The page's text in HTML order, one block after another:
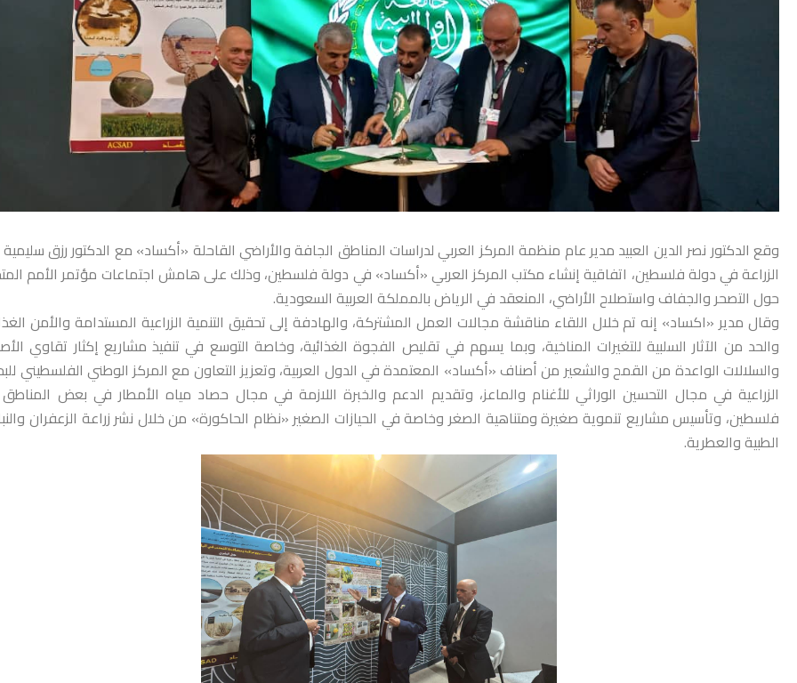
وقع الدكتور نصر الدين العبيد مدير عام منظمة المركز العربي لدراسات المناطق الجافة والأراضي القاحلة «أكساد» مع الدكتور رزق سليمية
الزراعة في دولة فلسطين، اتفاقية إنشاء مكتب المركز العربي «أكساد» في دولة فلسطين، وذلك على هامش اجتماعات مؤتمر الأمم
حول التصحر والجفاف واستصلاح الأراضي، المنعقد في الرياض بالمملكة العربية السعودية.
وقال مدير «اكساد» إنه تم خلال اللقاء مناقشة مجالات العمل المشتركة، والهادفة إلى تحقيق التنمية الزراعية المستدامة والأمن
والحد من الآثار السلبية للتغيرات المناخية، وبما يسهم في تقليص الفجوة الغذائية، وخاصة التوسع في تنفيذ مشاريع إكثار تقاوي
والسلالات الواعدة من القمح والشعير من أصناف «أكساد» المعتمدة في الدول العربية، وتعزيز التعاون مع المركز الوطني الفلسطيني
الزراعية في مجال التحسين الوراثي للأغنام والماعز، وتقديم الدعم والخبرة اللازمة في مجال حصاد مياه الأمطار في بعض
فلسطين، وتأسيس مشاريع تنموية صغيرة ومتناهية الصغر وخاصة في الحيازات الصغير «نظام الحاكورة» من خلال نشر زراعة الزعفران
الطبية والعطرية.